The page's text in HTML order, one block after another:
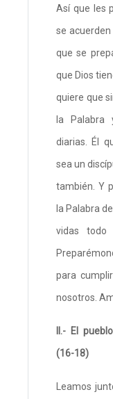
Así que les
se
que se
que Dios
quiere que
la Palabra
diarias. Él
sea un
también. Y
la Palabra
vidas
para
nosotros.
II.- El
(16-18)
Leamos